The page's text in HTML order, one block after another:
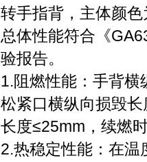
转手指背，主体颜
总体性能符合《
验报告。
1.阻燃性能：手背
松紧口横纵向损毁
长度≤25mm，续燃
2.热稳定性能：在